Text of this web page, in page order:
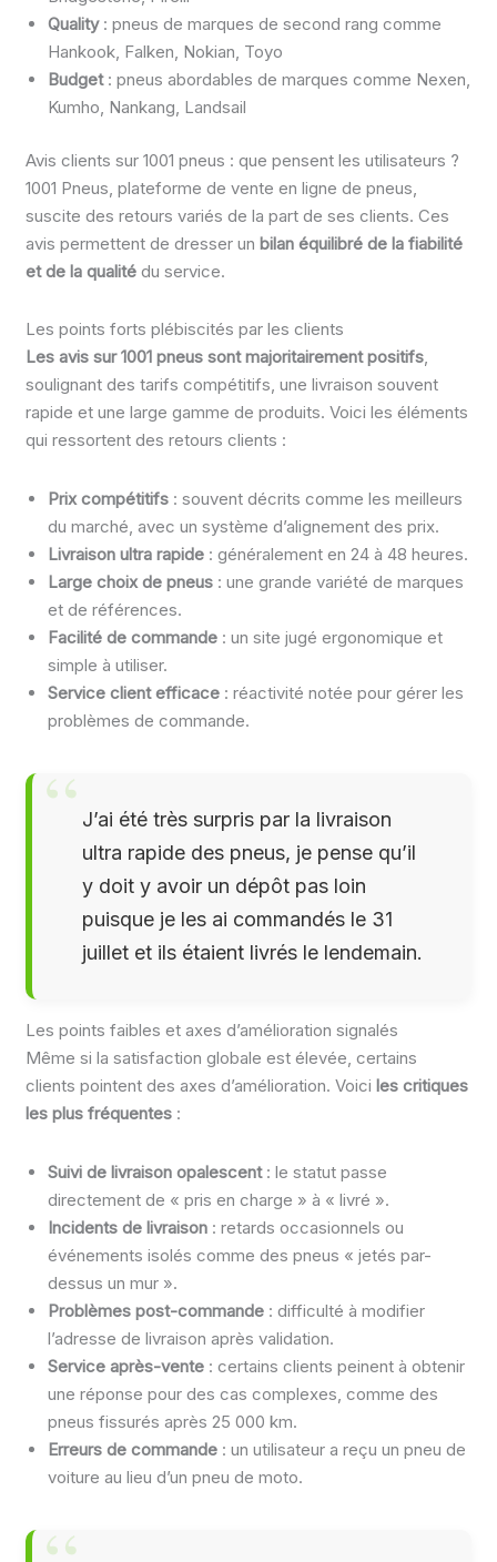
Quality: pneus de marques de second rang comme
Hankook, Falken, Nokian, Toyo
Budget: pneus abordables de marques comme Nexen,
Kumho, Nankang, Landsail
Avis clients sur 1001 pneus : que pensent les utilisateurs ?
1001 Pneus, plateforme de vente en ligne de pneus,
suscite des retours variés de la part de ses clients. Ces
avis permettent de dresser unbilan équilibré de la fiabilité
et de la qualité du service.
Les points forts plébiscités par les clients
Les avis sur 1001 pneus sont majoritairement positifs,
soulignant des tarifs compétitifs, une livraison souvent
rapide et une large gamme de produits. Voici les éléments
qui ressortent des retours clients :
Prix compétitifs : souvent décrits comme les meilleurs
du marché, avec un système d’alignement des prix.
Livraison ultra rapide : généralement en 24 à 48 heures.
Large choix de pneus : une grande variété de marques
et de références.
Facilité de commande : un site jugé ergonomique et
simple à utiliser.
Service client efficace : réactivité notée pour gérer les
problèmes de commande.
J’ai été très surpris par la livraison
ultra rapide des pneus, je pense qu’il
y doit y avoir un dépôt pas loin
puisque je les ai commandés le 31
juillet et ils étaient livrés le lendemain.
Les points faibles et axes d’amélioration signalés
Même si la satisfaction globale est élevée, certains
clients pointent des axes d’amélioration. Voiciles critiques
les plus fréquentes :
Suivi de livraison opalescent: le statut passe
directement de « pris en charge » à « livré ».
Incidents de livraison : retards occasionnels ou
événements isolés comme des pneus « jetés par-
dessus un mur ».
Problèmes post-commande : difficulté à modifier
l’adresse de livraison après validation.
Service après-vente : certains clients peinent à obtenir
une réponse pour des cas complexes, comme des
pneus fissurés après 25 000 km.
Erreurs de commande : un utilisateur a reçu un pneu de
voiture au lieu d’un pneu de moto.